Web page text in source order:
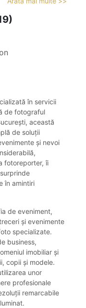
în servicii
de fotograful
această
de soluții
și nevoi
fotoreporter, îi
în amintiri
de eveniment,
și evenimente
specializate.
business,
imobiliar și
copii și modele.
unor
profesionale
remarcabile